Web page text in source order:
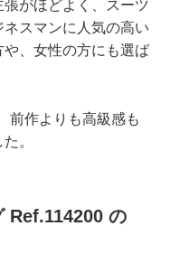
がほどよく、スーツ
スマンに人気の高い
、女性の方にも選ば
前作よりも高級感も
。
Ref.114200 の